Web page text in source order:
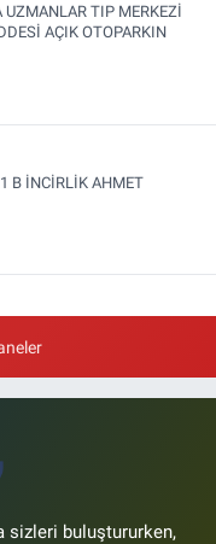
UZMANLAR TIP MERKEZİ
AÇIK OTOPARKIN
B İNCİRLİK AHMET
Yanı Akua Florya
sizleri buluştururken,